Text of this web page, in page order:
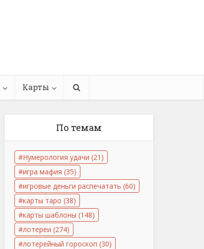
Карты
По темам
Нумерология удачи (21)
игра мафия (35)
игровые деньги распечатать (60)
карты таро (38)
карты шаблоны (148)
лотереи (274)
лотерейный гороскоп (30)